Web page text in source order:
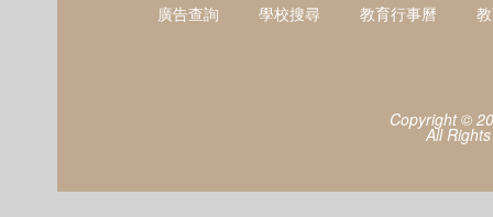
廣告查詢 學校搜尋 教育行事曆
Copyright ©
All